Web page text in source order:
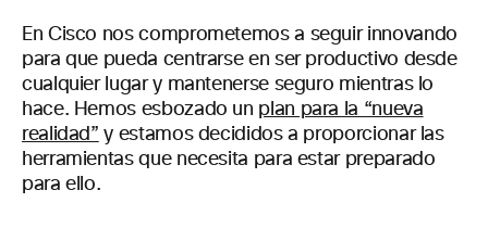
En Cisco nos comprometemos a seguir innovando
para que pueda centrarse en ser productivo desde
cualquier lugar y mantenerse seguro mientras lo
hace. Hemos esbozado un plan para la “nueva
realidad” y estamos decididos a proporcionar las
herramientas que necesita para estar preparado
para ello.